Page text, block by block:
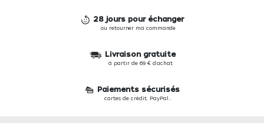
28 jours pour échanger
ou retourner ma commande
Livraison gratuite
à partir de 69 € d'achat
Paiements sécurisés
cartes de crédit, PayPal...